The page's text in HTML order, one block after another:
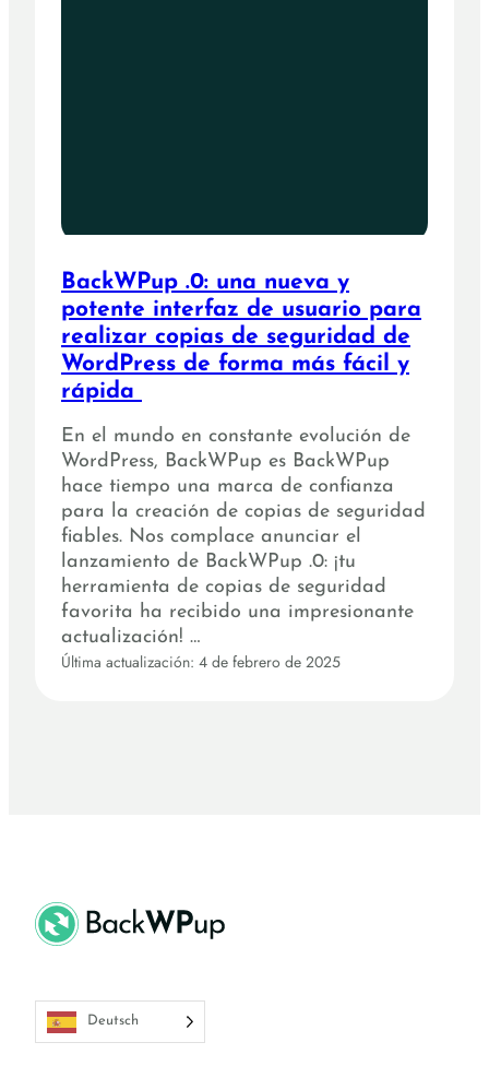
BackWPup .0: una nueva y
potente interfaz de usuario para
realizar copias de seguridad de
WordPress de forma más fácil y
rápida
En el mundo en constante evolución de
WordPress, BackWPup es BackWPup
hace tiempo una marca de confianza
para la creación de copias de seguridad
fiables. Nos complace anunciar el
lanzamiento de BackWPup .0: ¡tu
herramienta de copias de seguridad
favorita ha recibido una impresionante
actualización! …
Última actualización: 4 de febrero de 2025
Deutsch